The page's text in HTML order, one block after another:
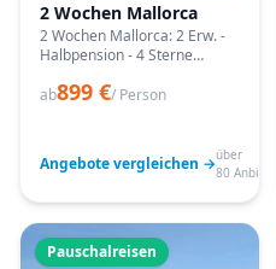
2 Wochen Mallorca
2 Wochen Mallorca: 2 Erw. -
Halbpension - 4 Sterne
passende Termine prüfen
ab899 €/ Person
Angebote vergleichen →über
80 Anbieter
Pauschalreisen